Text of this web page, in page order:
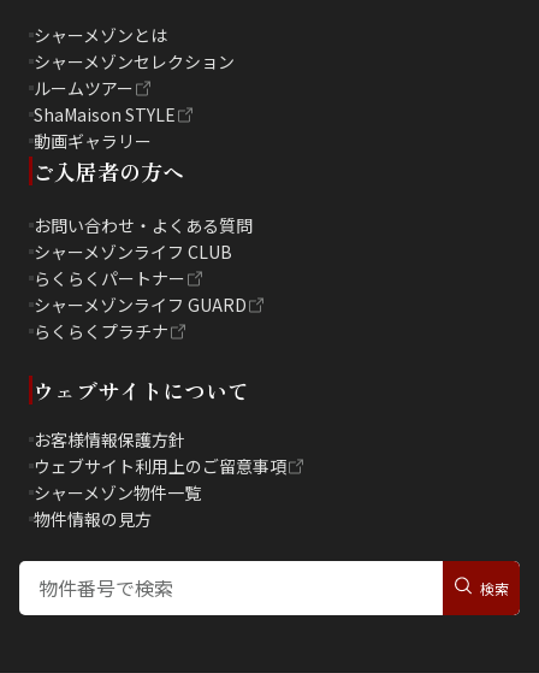
シャーメゾンとは
シャーメゾンセレクション
ルームツアー
ShaMaison STYLE
動画ギャラリー
ご入居者の方へ
お問い合わせ・よくある質問
シャーメゾンライフ CLUB
らくらくパートナー
シャーメゾンライフ GUARD
らくらくプラチナ
ウェブサイトについて
お客様情報保護方針
ウェブサイト利用上のご留意事項
シャーメゾン物件一覧
物件情報の見方